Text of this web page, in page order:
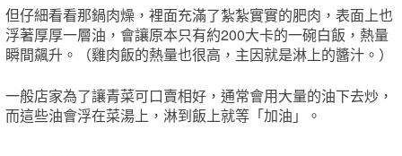
但仔細看看那鍋肉燥，裡面充滿了紮紮實實的肥肉，表面上也
浮著厚厚一層油，會讓原本只有約200大卡的一碗白飯，熱量
瞬間飆升。（雞肉飯的熱量也很高，主因就是淋上的醬汁。）
一般店家為了讓青菜可口賣相好，通常會用大量的油下去炒，
而這些油會浮在菜湯上，淋到飯上就等「加油」。